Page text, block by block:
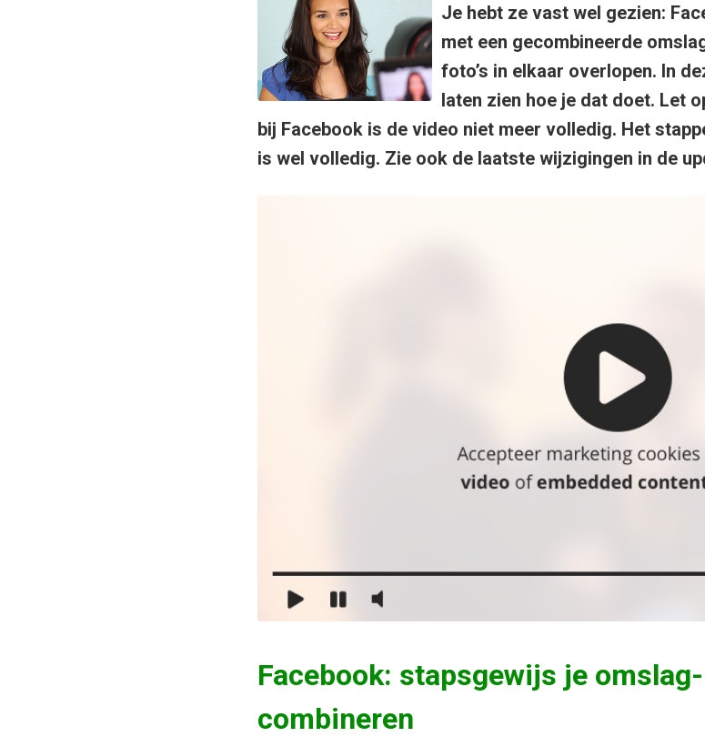
Je hebt ze vast wel gezien:
met een gecombineerde
foto’s in elkaar overlopen. In
laten zien hoe je dat doet. Let
bij Facebook is de video niet meer volledig. Het
is wel volledig. Zie ook de laatste wijzigingen in de
Facebook: stapsgewijs je
combineren